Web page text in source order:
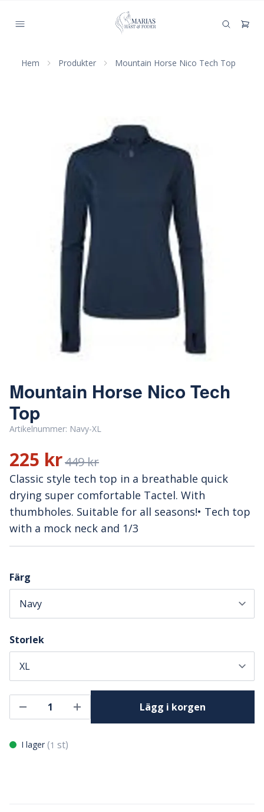
Hem Produkter Mountain Horse Nico Tech Top
Mountain Horse Nico Tech
Top
Artikelnummer: Navy-XL
225 kr449 kr
Classic style tech top in a breathable quick
drying super comfortable Tactel. With
thumbholes. Suitable for all seasons!• Tech top
with a mock neck and 1/3
Färg
Storlek
Lägg i korgen
I lager (1 st)